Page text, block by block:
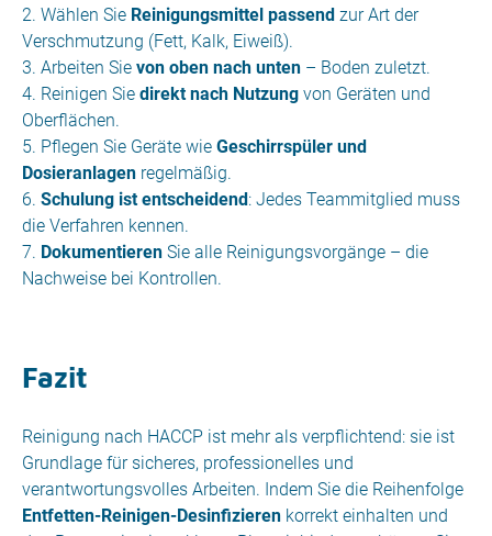
Wählen Sie Reinigungsmittel passend zur Art der
Verschmutzung (Fett, Kalk, Eiweiß).
Arbeiten Sie von oben nach unten – Boden zuletzt.
Reinigen Sie direkt nach Nutzung von Geräten und
Oberflächen.
Pflegen Sie Geräte wie Geschirrspüler und
Dosieranlagen regelmäßig.
Schulung ist entscheidend: Jedes Teammitglied muss
die Verfahren kennen.
Dokumentieren Sie alle Reinigungsvorgänge – die
Nachweise bei Kontrollen.
Fazit
Reinigung nach HACCP ist mehr als verpflichtend: sie ist
Grundlage für sicheres, professionelles und
verantwortungsvolles Arbeiten. Indem Sie die Reihenfolge
Entfetten‑Reinigen‑Desinfizieren korrekt einhalten und